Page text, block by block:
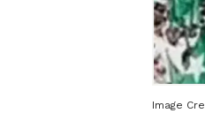
Image